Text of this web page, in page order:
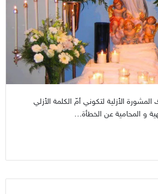
المشورة الأزلية لتكوني أمّ الكلمة الأزلي
و المحامية عن الخطأة…